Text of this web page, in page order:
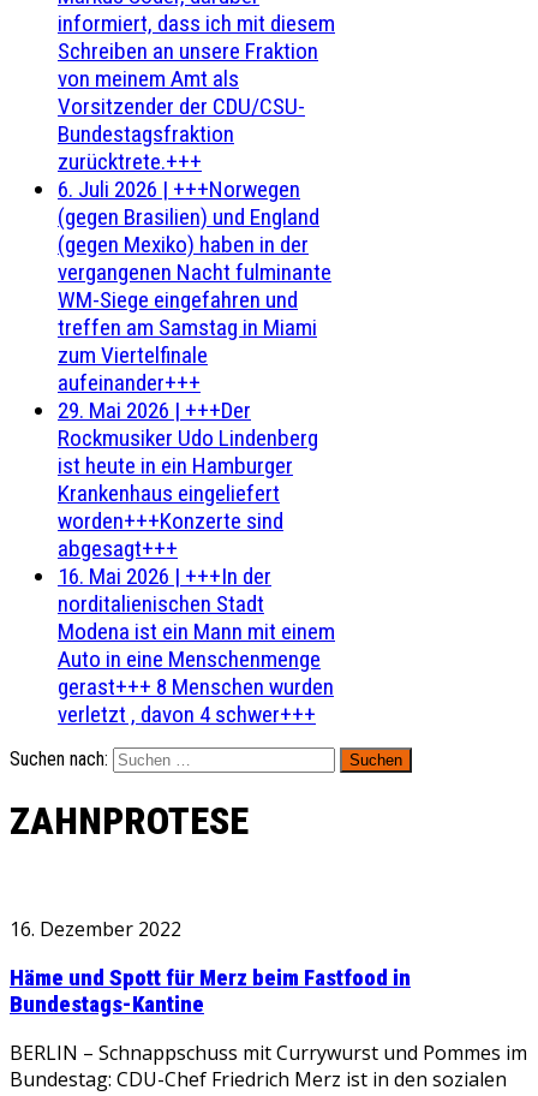
informiert, dass ich mit diesem
Schreiben an unsere Fraktion
von meinem Amt als
Vorsitzender der CDU/CSU-
Bundestagsfraktion
zurücktrete.+++
6. Juli 2026 | +++Norwegen
(gegen Brasilien) und England
(gegen Mexiko) haben in der
vergangenen Nacht fulminante
WM-Siege eingefahren und
treffen am Samstag in Miami
zum Viertelfinale
aufeinander+++
29. Mai 2026 | +++Der
Rockmusiker Udo Lindenberg
ist heute in ein Hamburger
Krankenhaus eingeliefert
worden+++Konzerte sind
abgesagt+++
16. Mai 2026 | +++In der
norditalienischen Stadt
Modena ist ein Mann mit einem
Auto in eine Menschenmenge
gerast+++ 8 Menschen wurden
verletzt , davon 4 schwer+++
Suchen nach:
ZAHNPROTESE
16. Dezember 2022
Häme und Spott für Merz beim Fastfood in
Bundestags-Kantine
BERLIN – Schnappschuss mit Currywurst und Pommes im
Bundestag: CDU-Chef Friedrich Merz ist in den sozialen